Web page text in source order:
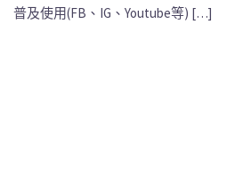
普及使用(FB、IG、Youtube等) […]